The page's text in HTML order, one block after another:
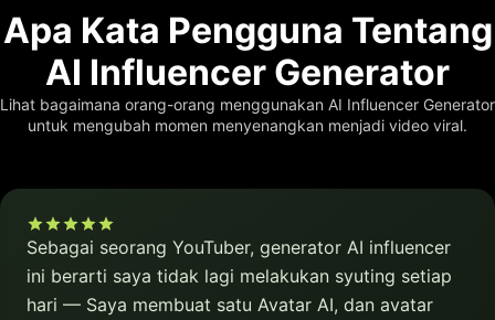
Apa Kata Pengguna Tentang
AI Influencer Generator
Lihat bagaimana orang-orang menggunakan AI Influencer Generator
untuk mengubah momen menyenangkan menjadi video viral.
Sebagai seorang YouTuber, generator AI influencer
ini berarti saya tidak lagi melakukan syuting setiap
hari — Saya membuat satu Avatar AI, dan avatar